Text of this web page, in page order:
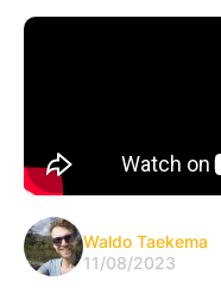
Waldo Taekema
11/08/2023